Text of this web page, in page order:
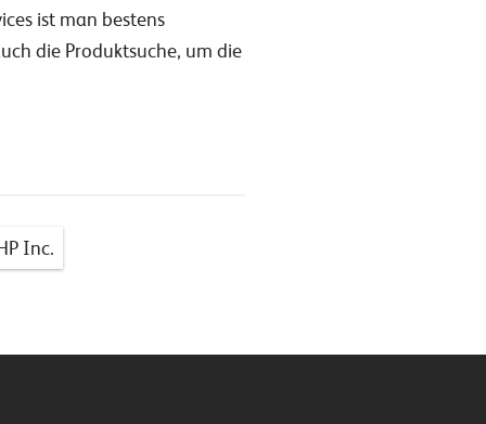
ist man bestens
die Produktsuche, um die
Inc.